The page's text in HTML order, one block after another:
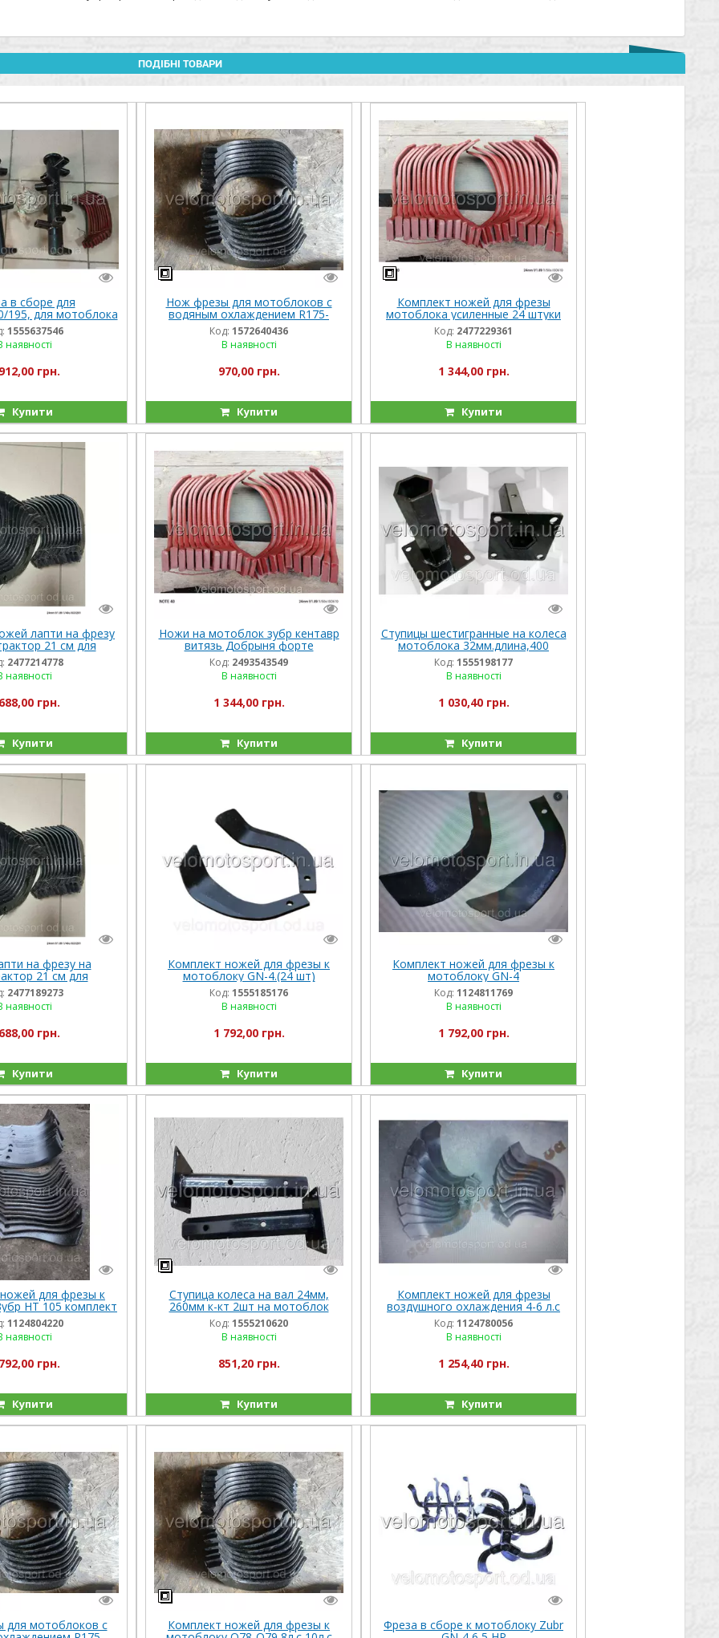
ПОДІБНІ ТОВАРИ
в сборе для
195, для мотоблока
800 мм 18 ножей
1555637546
наявності
грн.
Купити
Нож фрезы для мотоблоков с
водяным охлаждением R175-
180N-190N-195N(комплект 18
штук)(190мм)
Код: 1572640436
В наявності
970,00 грн.
Купити
Комплект ножей для фрезы
мотоблока усиленные 24 штуки
Код: 2477229361
В наявності
1 344,00 грн.
Купити
лапти на фрезу
21 см для
ножі активної фрези
24 штуки
2477214778
наявності
грн.
Купити
Ножи на мотоблок зубр кентавр
витязь Добрыня форте
Код: 2493543549
В наявності
1 344,00 грн.
Купити
Ступицы шестигранные на колеса
мотоблока 32мм.длина,400
мм(пара)
Код: 1555198177
В наявності
1 030,40 грн.
Купити
на фрезу на
21 см для
ножі активної фрези
2477189273
наявності
грн.
Купити
Комплект ножей для фрезы к
мотоблоку GN-4.(24 шт)
Код: 1555185176
В наявності
1 792,00 грн.
Купити
Комплект ножей для фрезы к
мотоблоку GN-4
Код: 1124811769
В наявності
1 792,00 грн.
Купити
для фрезы к
НТ 105 комплект
32 штук
1124804220
наявності
грн.
Купити
Ступица колеса на вал 24мм,
260мм к-кт 2шт на мотоблок
бензиновый
Код: 1555210620
В наявності
851,20 грн.
Купити
Комплект ножей для фрезы
воздушного охлаждения 4-6 л.с
мотоблока PS-Q70/PS-Q74, длина
16см
Код: 1124780056
В наявності
1 254,40 грн.
Купити
для мотоблоков с Комплект ножей для фрезы к Фреза в сборе к мотоблоку Zubr